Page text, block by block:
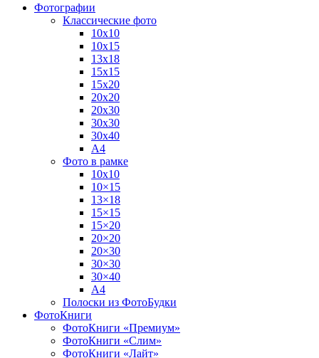
Фотографии
Классические фото
10х10
10х15
13х18
15х15
15х20
20х20
20х30
30х30
30х40
А4
Фото в рамке
10х10
10×15
13×18
15×15
15×20
20×20
20×30
30×30
30×40
A4
Полоски из ФотоБудки
ФотоКниги
ФотоКниги «Премиум»
ФотоКниги «Слим»
ФотоКниги «Лайт»